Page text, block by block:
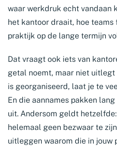
waar werkdruk echt vandaan
het kantoor draait, hoe
praktijk op de lange termijn
Dat vraagt ook iets van
getal noemt, maar niet
is georganiseerd, laat je te
En die aannames pakken
uit. Andersom geldt
helemaal geen bezwaar te
uitleggen waarom die in jouw